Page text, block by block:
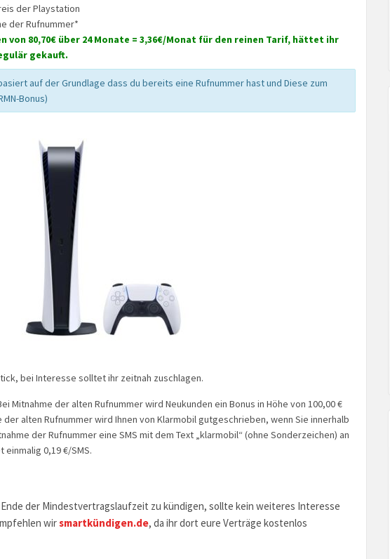
der Playstation
der Rufnummer*
von 80,70€ über 24 Monate = 3,36€/Monat für den reinen Tarif, hättet ihr
gekauft.
auf der Grundlage dass du bereits eine Rufnummer hast und Diese zum
Bonus)
bei Interesse solltet ihr zeitnah zuschlagen.
Mitnahme der alten Rufnummer wird Neukunden ein Bonus in Höhe von 100,00 €
alten Rufnummer wird Ihnen von Klarmobil gutgeschrieben, wenn Sie innerhalb
der Rufnummer eine SMS mit dem Text „klarmobil“ (ohne Sonderzeichen) an
einmalig 0,19 €/SMS.
der Mindestvertragslaufzeit zu kündigen, sollte kein weiteres Interesse
wirsmartkündigen.de, da ihr dort eure Verträge kostenlos